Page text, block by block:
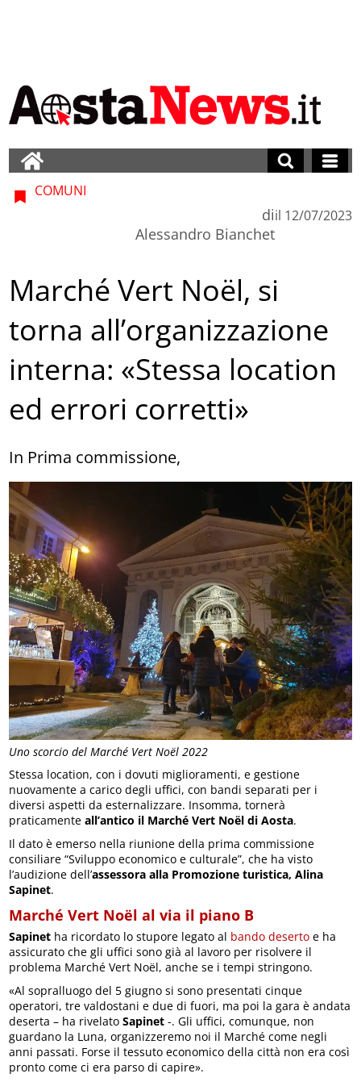
Uno scorcio del Marché Vert Noël 2022
COMUNI
di
Alessandro Bianchet
il 12/07/2023
Marché Vert Noël, si
torna all’organizzazione
interna: «Stessa location
ed errori corretti»
In Prima commissione,
Stessa location, con i dovuti miglioramenti, e gestione
nuovamente a carico degli uffici, con bandi separati per i
diversi aspetti da esternalizzare. Insomma, tornerà
praticamenteall’antico il Marché Vert Noël di Aosta.
Il dato è emerso nella riunione della prima commissione
consiliare “Sviluppo economico e culturale”, che ha visto
l’audizione dell’assessora alla Promozione turistica, Alina
Sapinet.
Marché Vert Noël al via il piano B
Sapinet ha ricordato lo stupore legato al bando deserto e ha
assicurato che gli uffici sono già al lavoro per risolvere il
problema Marché Vert Noël, anche se i tempi stringono.
«Al sopralluogo del 5 giugno si sono presentati cinque
operatori, tre valdostani e due di fuori, ma poi la gara è andata
deserta – ha rivelatoSapinet -. Gli uffici, comunque, non
guardano la Luna, organizzeremo noi il Marché come negli
anni passati. Forse il tessuto economico della città non era così
pronto come ci era parso di capire».